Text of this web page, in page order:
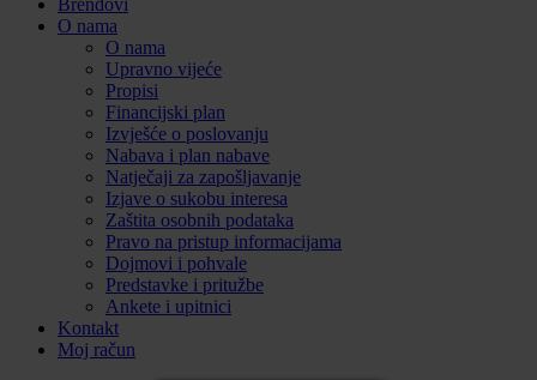
Brendovi
O nama
O nama
Upravno vijeće
Propisi
Financijski plan
Izvješće o poslovanju
Nabava i plan nabave
Natječaji za zapošljavanje
Izjave o sukobu interesa
Zaštita osobnih podataka
Pravo na pristup informacijama
Dojmovi i pohvale
Predstavke i pritužbe
Ankete i upitnici
Kontakt
Moj račun